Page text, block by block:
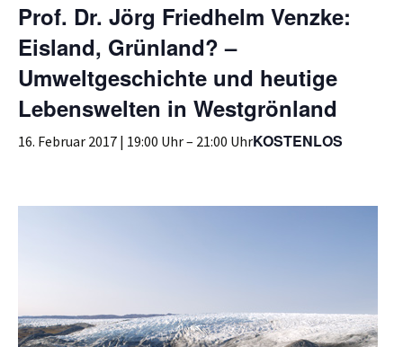
Prof. Dr. Jörg Friedhelm Venzke:
Eisland, Grünland? –
Umweltgeschichte und heutige
Lebenswelten in Westgrönland
16. Februar 2017 | 19:00 Uhr– 21:00 UhrKOSTENLOS